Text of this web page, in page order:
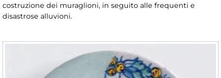
costruzione dei muraglioni, in seguito alle frequenti e
disastrose alluvioni.